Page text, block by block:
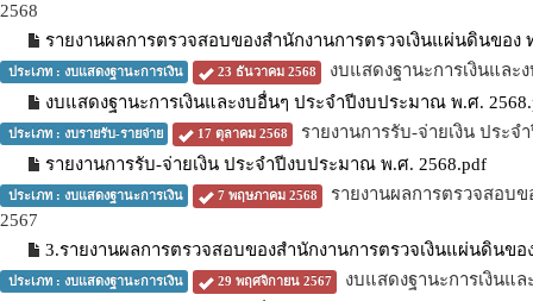
2568
รายงานผลการตรวจสอบของสำนักงานการตรวจเงินแผ่นดินขอ
ประเภท : งบแสดงฐานะการเงิน 23 ธันวาคม 2568
งบแสดงฐานะการเงินแล
งบแสดงฐานะการเงินและงบอื่นๆ ประจำปีงบประมาณ พ.ศ.
ประเภท : งบรายรับ-รายจ่าย 17 ตุลาคม 2568
รายงานการรับ-จ่ายเงิน ประ
รายงานการรับ-จ่ายเงิน ประจำปีงบประมาณ พ.ศ. 2568.pdf
ประเภท : งบแสดงฐานะการเงิน 7 พฤษภาคม 2568
รายงานผลการตรวจสอบ
2567
3.รายงานผลการตรวจสอบของสำนักงานการตรวจเงินแผ่นดินข
ประเภท : งบแสดงฐานะการเงิน 29 พฤศจิกายน 2567
งบแสดงฐานะการเงินแ